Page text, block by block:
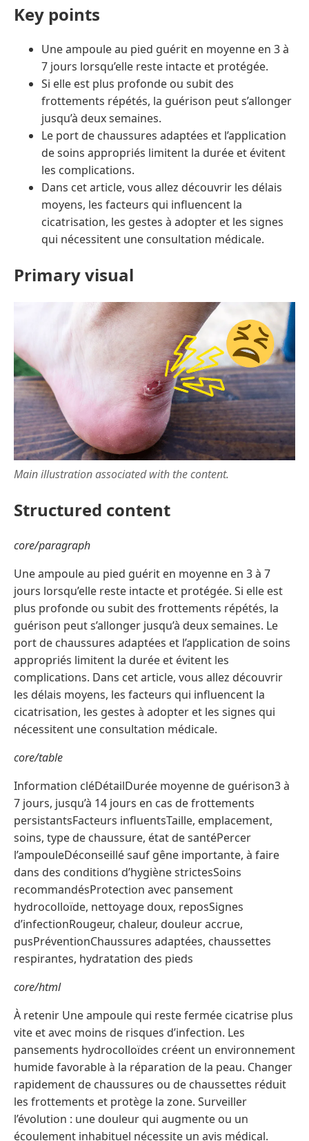
Key points
Une ampoule au pied guérit en moyenne en 3 à
7 jours lorsqu’elle reste intacte et protégée.
Si elle est plus profonde ou subit des
frottements répétés, la guérison peut s’allonger
jusqu’à deux semaines.
Le port de chaussures adaptées et l’application
de soins appropriés limitent la durée et évitent
les complications.
Dans cet article, vous allez découvrir les délais
moyens, les facteurs qui influencent la
cicatrisation, les gestes à adopter et les signes
qui nécessitent une consultation médicale.
Primary visual
Main illustration associated with the content.
Structured content
core/paragraph
Une ampoule au pied guérit en moyenne en 3 à 7
jours lorsqu’elle reste intacte et protégée. Si elle est
plus profonde ou subit des frottements répétés, la
guérison peut s’allonger jusqu’à deux semaines. Le
port de chaussures adaptées et l’application de soins
appropriés limitent la durée et évitent les
complications. Dans cet article, vous allez découvrir
les délais moyens, les facteurs qui influencent la
cicatrisation, les gestes à adopter et les signes qui
nécessitent une consultation médicale.
core/table
Information cléDétailDurée moyenne de guérison3 à
7 jours, jusqu’à 14 jours en cas de frottements
persistantsFacteurs influentsTaille, emplacement,
soins, type de chaussure, état de santéPercer
l’ampouleDéconseillé sauf gêne importante, à faire
dans des conditions d’hygiène strictesSoins
recommandésProtection avec pansement
hydrocolloïde, nettoyage doux, reposSignes
d’infectionRougeur, chaleur, douleur accrue,
pusPréventionChaussures adaptées, chaussettes
respirantes, hydratation des pieds
core/html
À retenir Une ampoule qui reste fermée cicatrise plus
vite et avec moins de risques d’infection. Les
pansements hydrocolloïdes créent un environnement
humide favorable à la réparation de la peau. Changer
rapidement de chaussures ou de chaussettes réduit
les frottements et protège la zone. Surveiller
l’évolution : une douleur qui augmente ou un
écoulement inhabituel nécessite un avis médical.